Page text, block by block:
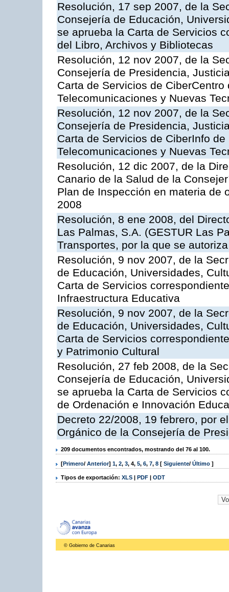
Resolución, 17 sep 2007, de la
Consejería de Educación,
se aprueba la Carta de Servicios
del Libro, Archivos y Bibliotecas
Resolución, 12 nov 2007, de la
Consejería de Presidencia,
Carta de Servicios de
Telecomunicaciones y Nuevas
Resolución, 12 nov 2007, de la
Consejería de Presidencia,
Carta de Servicios de CiberInfo
Telecomunicaciones y Nuevas
Resolución, 12 dic 2007, de la
Canario de la Salud de la
Plan de Inspección en materia de
2008
Resolución, 8 ene 2008, del
Las Palmas, S.A. (GESTUR Las
Transportes, por la que se
Resolución, 9 nov 2007, de la
de Educación, Universidades,
Carta de Servicios
Infraestructura Educativa
Resolución, 9 nov 2007, de la
de Educación, Universidades,
Carta de Servicios
y Patrimonio Cultural
Resolución, 27 feb 2008, de la
Consejería de Educación,
se aprueba la Carta de Servicios
de Ordenación e Innovación
Decreto 22/2008, 19 febrero, por
Orgánico de la Consejería de
209 documentos encontrados, mostrando del 76 al 100.
[Primero/ Anterior] 1, 2, 3, 4, 5, 6, 7, 8 [ Siguiente/ Último ]
Tipos de exportación: XLS | PDF | ODT
© Gobierno de Canarias